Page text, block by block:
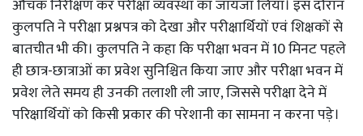
औचक निरीक्षण कर परीक्षा व्यवस्था का जायजा लिया। इस दौरान
कुलपति ने परीक्षा प्रश्नपत्र को देखा और परीक्षार्थियों एवं शिक्षकों से
बातचीत भी की। कुलपति ने कहा कि परीक्षा भवन में 10 मिनट पहले
ही छात्र-छात्राओं का प्रवेश सुनिश्चित किया जाए और परीक्षा भवन में
प्रवेश लेते समय ही उनकी तलाशी ली जाए, जिससे परीक्षा देने में
परिक्षार्थियों को किसी प्रकार की परेशानी का सामना न करना पड़े।